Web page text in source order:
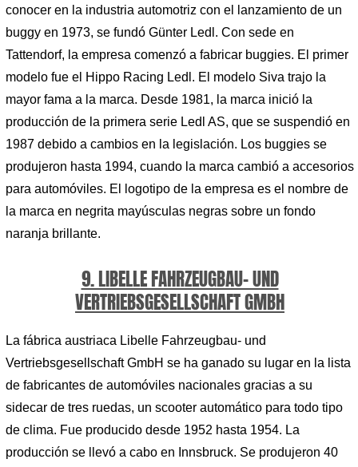
conocer en la industria automotriz con el lanzamiento de un
buggy en 1973, se fundó Günter Ledl. Con sede en
Tattendorf, la empresa comenzó a fabricar buggies. El primer
modelo fue el Hippo Racing Ledl. El modelo Siva trajo la
mayor fama a la marca. Desde 1981, la marca inició la
producción de la primera serie Ledl AS, que se suspendió en
1987 debido a cambios en la legislación. Los buggies se
produjeron hasta 1994, cuando la marca cambió a accesorios
para automóviles. El logotipo de la empresa es el nombre de
la marca en negrita mayúsculas negras sobre un fondo
naranja brillante.
9. LIBELLE FAHRZEUGBAU- UND
VERTRIEBSGESELLSCHAFT GMBH
La fábrica austriaca Libelle Fahrzeugbau- und
Vertriebsgesellschaft GmbH se ha ganado su lugar en la lista
de fabricantes de automóviles nacionales gracias a su
sidecar de tres ruedas, un scooter automático para todo tipo
de clima. Fue producido desde 1952 hasta 1954. La
producción se llevó a cabo en Innsbruck. Se produjeron 40